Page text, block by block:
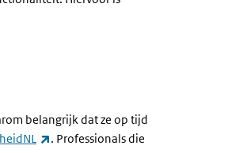
belangrijk dat ze op tijd
(externe link)
. Professionals die